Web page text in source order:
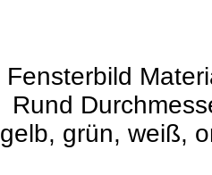
Fensterbild
Rund
gelb, grün, weiß,